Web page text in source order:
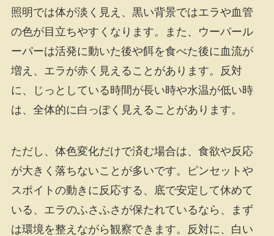
照明では体が淡く見え、黒い背景ではエラや血管
の色が目立ちやすくなります。また、ウーパール
ーパーは活発に動いた後や餌を食べた後に血流が
増え、エラが赤く見えることがあります。反対
に、じっとしている時間が長い時や水温が低い時
は、全体的に白っぽく見えることがあります。
ただし、体色変化だけで済む場合は、食欲や反応
が大きく落ちないことが多いです。ピンセットや
スポイトの動きに反応する、底で安定して休めて
いる、エラのふさふさが保たれているなら、まず
は環境を整えながら観察できます。反対に、白い